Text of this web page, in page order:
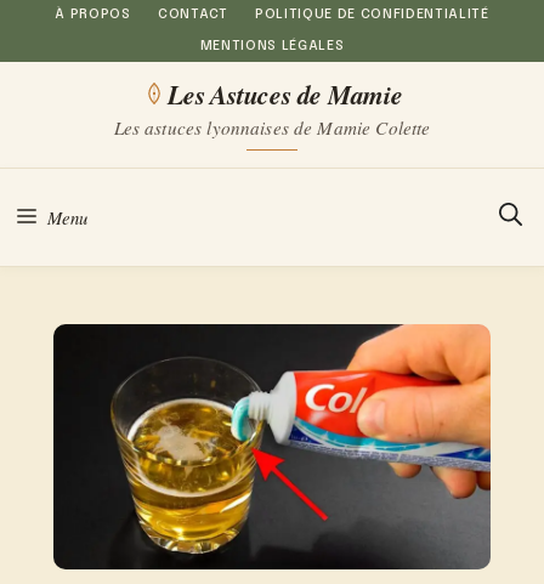
Aller
au
À PROPOS CONTACT POLITIQUE DE CONFIDENTIALITÉ
MENTIONS LÉGALES
Les Astuces de Mamie
Les astuces lyonnaises de Mamie Colette
Menu